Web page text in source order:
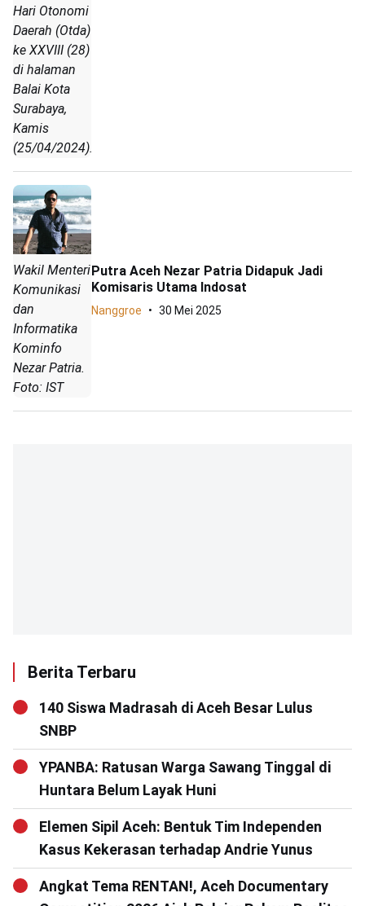
Hari Otonomi
Daerah (Otda)
ke XXVIII (28)
di halaman
Balai Kota
Surabaya,
Kamis
(25/04/2024).
Wakil Menteri
Komunikasi
dan
Informatika
Kominfo
Nezar Patria.
Foto: IST
Putra Aceh Nezar Patria Didapuk Jadi
Komisaris Utama Indosat
Nanggroe 30 Mei 2025
Berita Terbaru
140 Siswa Madrasah di Aceh Besar Lulus
SNBP
YPANBA: Ratusan Warga Sawang Tinggal di
Huntara Belum Layak Huni
Elemen Sipil Aceh: Bentuk Tim Independen
Kasus Kekerasan terhadap Andrie Yunus
Angkat Tema RENTAN!, Aceh Documentary